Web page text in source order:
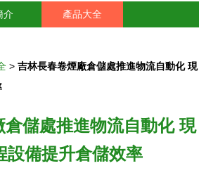
介 產品大全
> 吉林長春卷煙廠倉儲處推進物流自動化 現
儲處推進物流自動化 現
設備提升倉儲效率